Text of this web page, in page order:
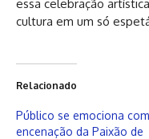
essa celebração
cultura em um só
Relacionado
Público se emociona com
encenação da Paixão de